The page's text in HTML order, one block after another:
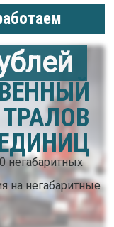
негабаритных
на негабаритные